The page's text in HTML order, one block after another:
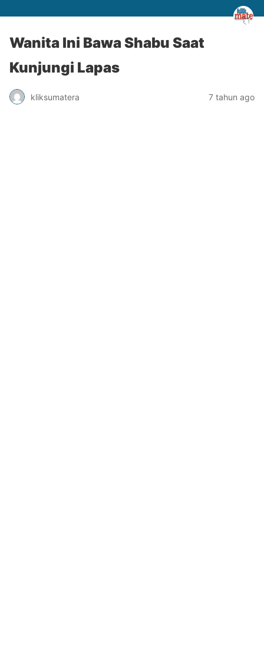
Wanita Ini Bawa Shabu Saat
Kunjungi Lapas
kliksumatera 7 tahun ago